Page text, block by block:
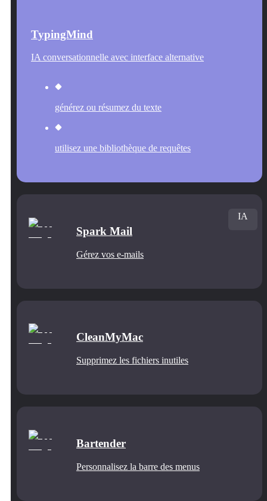
TypingMind
IA conversationnelle avec interface alternative
générez ou résumez du texte
utilisez une bibliothèque de requêtes
Spark Mail
Gérez vos e-mails
IA
CleanMyMac
Supprimez les fichiers inutiles
Bartender
Personnalisez la barre des menus